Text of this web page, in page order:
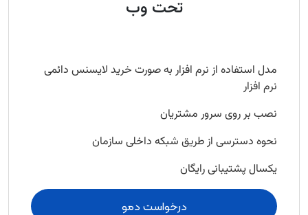
تحت وب
مدل استفاده از نرم‌ افزار به صورت خرید لایسنس دائمی
نرم افزار
نصب بر روی سرور مشتریان
نحوه دسترسی از طریق شبکه داخلی سازمان
یکسال پشتیبانی رایگان
درخواست دمو